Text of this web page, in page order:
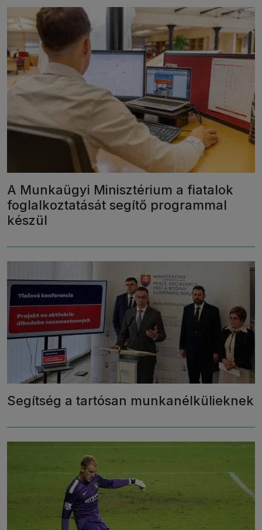
A Munkaügyi Minisztérium a fiatalok
foglalkoztatását segítő programmal
készül
Segítség a tartósan munkanélkülieknek